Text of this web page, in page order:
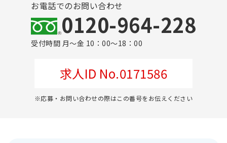
お電話でのお問い合わせ
0120-964-228
受付時間 月～金 10：00～18：00
求人ID No.0171586
※応募・お問い合わせの際はこの番号をお伝えください